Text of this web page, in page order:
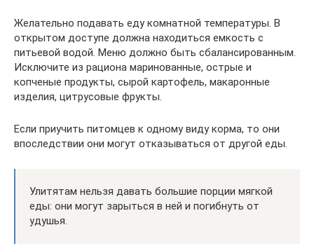
Желательно подавать еду комнатной температуры. В
открытом доступе должна находиться емкость с
питьевой водой. Меню должно быть сбалансированным.
Исключите из рациона маринованные, острые и
копченые продукты, сырой картофель, макаронные
изделия, цитрусовые фрукты.
Если приучить питомцев к одному виду корма, то они
впоследствии они могут отказываться от другой еды.
Улитятам нельзя давать большие порции мягкой
еды: они могут зарыться в ней и погибнуть от
удушья.